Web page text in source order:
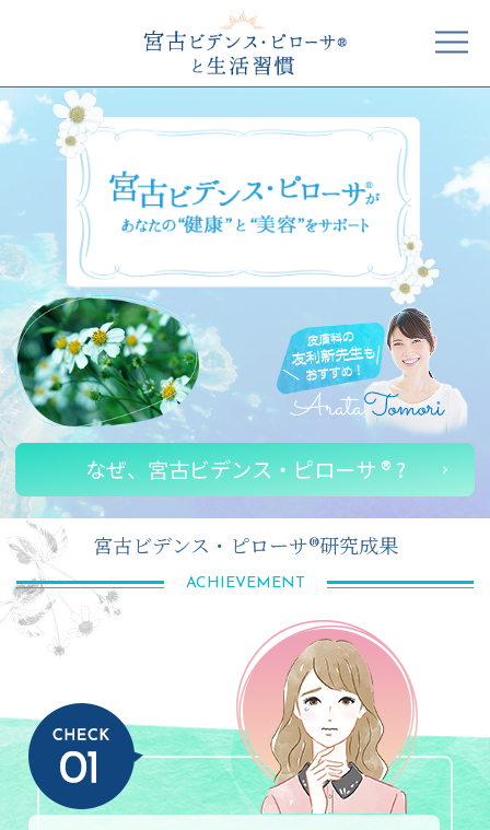
なぜ、宮古ビデンス・ピローサ ® ?
宮古ビデンス・ピローサ®研究成果
ACHIEVEMENT